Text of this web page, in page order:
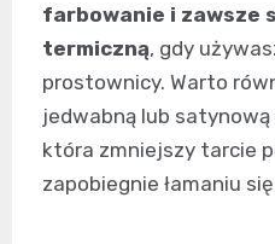
farbowanie i zawsze
termiczną, gdy
prostownicy. Warto
jedwabną lub
która zmniejszy tarcie
zapobiegnie łamaniu